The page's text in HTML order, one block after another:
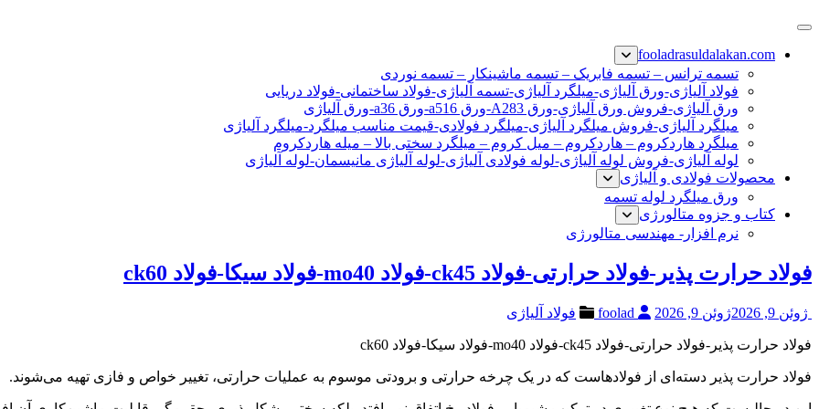
پرش
محتوا
fooladrasuldalakan.com
تسمه ترانس – تسمه فابریک – تسمه ماشینکار – تسمه نوردی
فولاد آلیاژی-ورق آلیاژی-میلگرد آلیاژی-تسمه آلیاژی-فولاد ساختمانی-فولاد دریایی
ورق آلیاژی-فروش ورق آلیاژی-ورق A283-ورق a516-ورق a36-ورق آلیاژی
میلگرد آلیاژی-فروش میلگرد آلیاژی-میلگرد فولادی-قیمت مناسب میلگرد-میلگرد آلیاژی
میلگرد هاردکروم – هاردکروم – میل کروم – میلگرد سختی بالا – میله هاردکروم
لوله آلیاژی-فروش لوله آلیاژی-لوله فولادی آلیاژی-لوله آلیاژی مانیسمان-لوله آلیاژی
محصولات فولادی و آلیاژی
ورق میلگرد لوله تسمه
کتاب و جزوه متالورژی
نرم افزار- مهندسی متالورژی
فولاد حرارت پذیر-فولاد حرارتی-فولاد ck45-فولاد mo40-فولاد سیکا-فولاد ck60
ژوئن 9, 2026 ژوئن 9, 2026 فولاد آلیاژی
فولاد حرارت پذیر-فولاد حرارتی-فولاد ck45-فولاد mo40-فولاد سیکا-فولاد ck60
فولاد حرارت پذیر دسته‌ای از فولادهاست که در یک چرخه حرارتی و برودتی موسوم به عملیات حرارتی، تغییر خواص و فازی تهیه می‌شوند.